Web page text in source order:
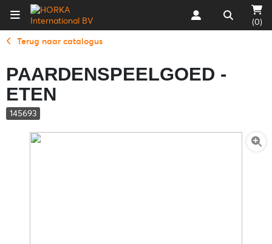
(0)
Terug naar catalogus
PAARDENSPEELGOED -
ETEN
145693